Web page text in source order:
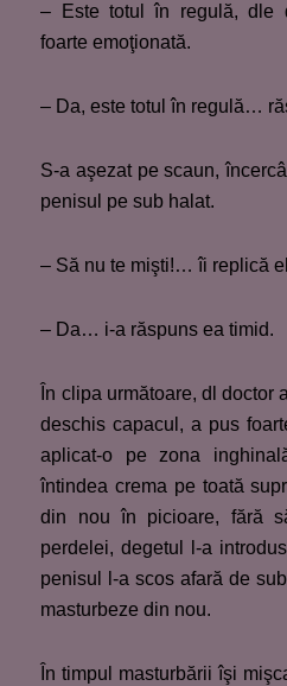
– Este totul în regulă, dle
foarte emoţionată.
– Da, este totul în regulă…
S-a aşezat pe scaun,
penisul pe sub halat.
– Să nu te mişti!… îi replică
– Da… i-a răspuns ea timid.
În clipa următoare, dl doctor
deschis capacul, a pus
aplicat-o pe zona
întindea crema pe toată
din nou în picioare, fără
perdelei, degetul l-a
penisul l-a scos afară de
masturbeze din nou.
În timpul masturbării îşi